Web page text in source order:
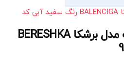
کفش و کتانی زنانه بالنسیاگا BALENCIGA رنگ سفید آبی کد
کفش اسپرت مردانه مدل برشکا BERESHKA